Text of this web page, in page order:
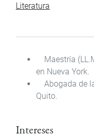
Literatura
Maestría
en Nueva York.
Abogada de
Quito.
Intereses